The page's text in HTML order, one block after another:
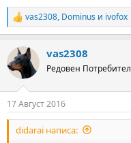
R
e
c
t
i
s
:
vas2308, Dominus и ivofox
vas2308
Редовен Потребител
17 Август 2016
didarai написа: